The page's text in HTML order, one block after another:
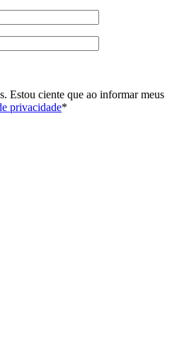
Estou ciente que ao informar meus
privacidade*